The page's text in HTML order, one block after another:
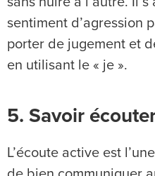
sentiment d’agression
porter de jugement et
en utilisant le « je ».
5. Savoir
L’écoute active est